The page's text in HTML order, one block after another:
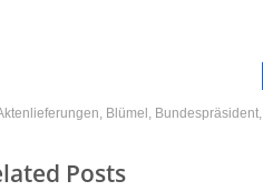
, Blümel , Bundespräsident,
Posts